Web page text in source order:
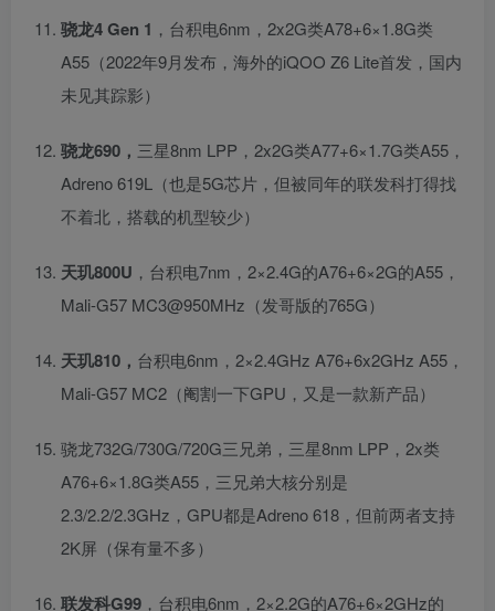
骁龙4 Gen 1 ，台积电6nm，2x2G类A78+6×1.8G类
A55（2022年9月发布，海外的iQOO Z6 Lite首发，国内
未见其踪影）
骁龙690， 三星8nm LPP，2x2G类A77+6×1.7G类A55，
Adreno 619L（也是5G芯片，但被同年的联发科打得找
不着北，搭载的机型较少）
天玑800U ，台积电7nm，2×2.4G的A76+6×2G的A55，
Mali-G57 MC3@950MHz（发哥版的765G）
天玑810， 台积电6nm，2×2.4GHz A76+6x2GHz A55，
Mali-G57 MC2（阉割一下GPU，又是一款新产品）
骁龙732G/730G/720G三兄弟，三星8nm LPP，2x类
A76+6×1.8G类A55，三兄弟大核分别是
2.3/2.2/2.3GHz，GPU都是Adreno 618，但前两者支持
2K屏（保有量不多）
联发科G99 ，台积电6nm，2×2.2G的A76+6×2GHz的